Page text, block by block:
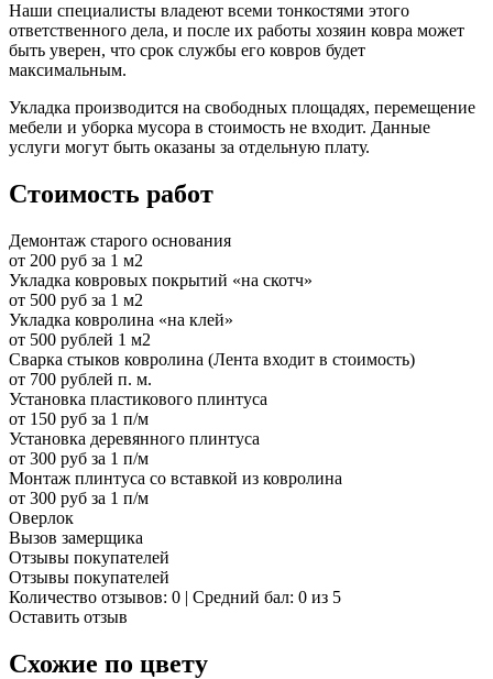
Наши специалисты владеют всеми тонкостями этого
ответственного дела, и после их работы хозяин ковра может
быть уверен, что срок службы его ковров будет
максимальным.
Укладка производится на свободных площадях, перемещение
мебели и уборка мусора в стоимость не входит. Данные
услуги могут быть оказаны за отдельную плату.
Стоимость работ
Демонтаж старого основания
от 200 руб за 1 м2
Укладка ковровых покрытий «на скотч»
от 500 руб за 1 м2
Укладка ковролина «на клей»
от 500 рублей 1 м2
Сварка стыков ковролина (Лента входит в стоимость)
от 700 рублей п. м.
Установка пластикового плинтуса
от 150 руб за 1 п/м
Установка деревянного плинтуса
от 300 руб за 1 п/м
Монтаж плинтуса со вставкой из ковролина
от 300 руб за 1 п/м
Оверлок
Вызов замерщика
Отзывы покупателей
Отзывы покупателей
Количество отзывов: 0 | Средний бал: 0 из 5
Оставить отзыв
Схожие по цвету